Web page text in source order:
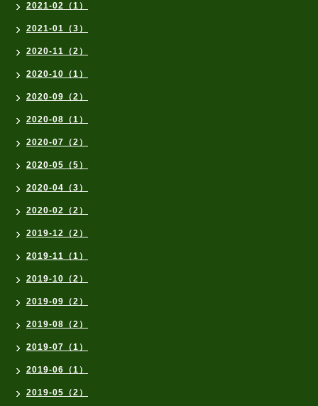
2021-02（1）
2021-01（3）
2020-11（2）
2020-10（1）
2020-09（2）
2020-08（1）
2020-07（2）
2020-05（5）
2020-04（3）
2020-02（2）
2019-12（2）
2019-11（1）
2019-10（2）
2019-09（2）
2019-08（2）
2019-07（1）
2019-06（1）
2019-05（2）